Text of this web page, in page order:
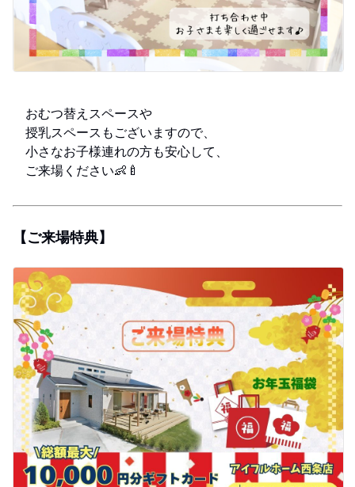
おむつ替えスペースや
授乳スペースもございますので、
小さなお子様連れの方も安心して、
ご来場ください👶🍼
【ご来場特典】